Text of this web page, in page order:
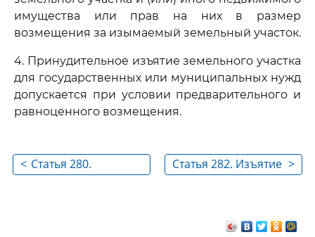
имущества или прав на них в размер
возмещения за изымаемый земельный участок.
4. Принудительное изъятие земельного участка
для государственных или муниципальных нужд
допускается при условии предварительного и
равноценного возмещения.
< Статья 280.
>
Статья 282. Изъятие
государственных